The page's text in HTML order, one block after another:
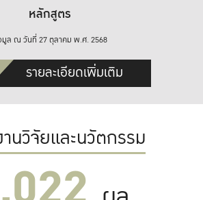
หลักสูตร
มูล ณ วันที่ 27 ตุลาคม พ.ศ. 2568
รายละเอียดเพิ่มเติม
นวิจัยและนวัตกรรม